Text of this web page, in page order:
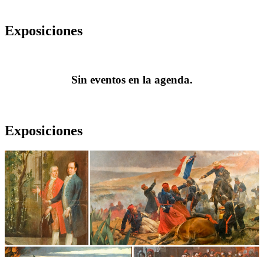
Exposiciones
Sin eventos en la agenda.
Exposiciones